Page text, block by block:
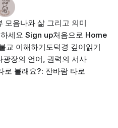
모음나와 삶 그리고 의미
세요 Sign up처음으로 Home
교 이해하기도덕경 깊이읽기
광장의 언어, 권력의 서사
로 볼래요?: 잔바람 타로